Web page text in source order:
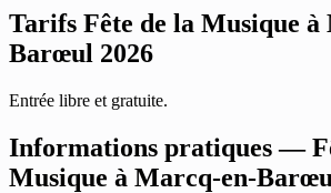
Tarifs Fête de la Musique
Barœul 2026
Entrée libre et gratuite.
Informations pratiques —
Musique à Marcq-en-